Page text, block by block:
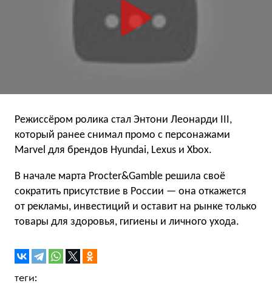
Режиссёром ролика стал Энтони Леонарди III,
который ранее снимал промо с персонажами
Marvel для брендов Hyundai, Lexus и Xbox.
В начале марта Procter&Gamble решила своё
сократить присутствие в России — она откажется
от рекламы, инвестиций и оставит на рынке только
товары для здоровья, гигиены и личного ухода.